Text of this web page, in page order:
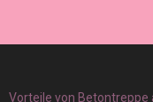
Vorteile von Betontreppe